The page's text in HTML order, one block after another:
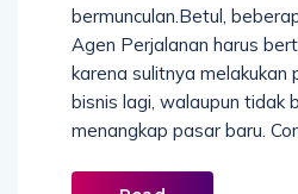
bermunculan.Betul,
Agen Perjalanan harus
karena sulitnya melakukan
bisnis lagi, walaupun tidak
menangkap pasar baru.